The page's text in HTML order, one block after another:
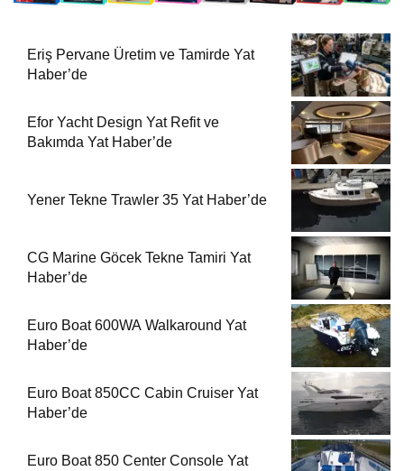
Eriş Pervane Üretim ve Tamirde Yat
Haber’de
Efor Yacht Design Yat Refit ve
Bakımda Yat Haber’de
Yener Tekne Trawler 35 Yat Haber’de
CG Marine Göcek Tekne Tamiri Yat
Haber’de
Euro Boat 600WA Walkaround Yat
Haber’de
Euro Boat 850CC Cabin Cruiser Yat
Haber’de
Euro Boat 850 Center Console Yat